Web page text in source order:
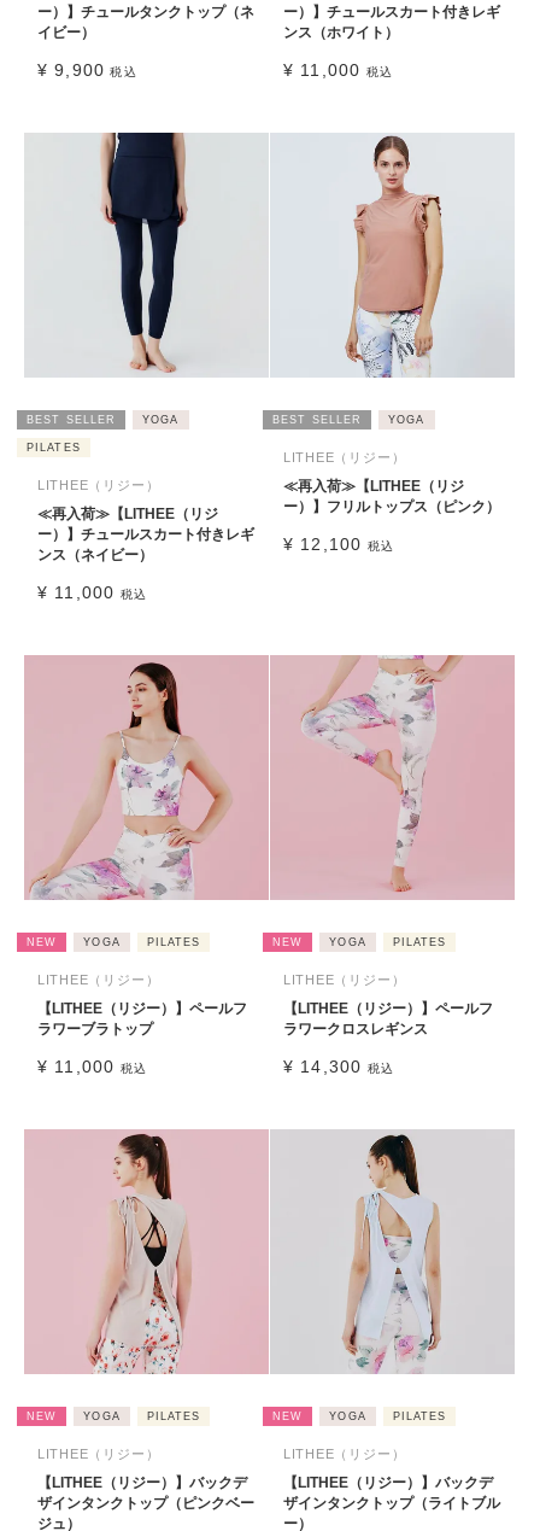
ー）】チュールタンクトップ（ネ
イビー）
¥ 9,900 税込
ー）】チュールスカート付きレギ
ンス（ホワイト）
¥ 11,000 税込
BEST SELLER YOGA
PILATES
LITHEE（リジー）
≪再入荷≫【LITHEE（リジ
ー）】チュールスカート付きレギ
ンス（ネイビー）
¥ 11,000 税込
BEST SELLER YOGA
LITHEE（リジー）
≪再入荷≫【LITHEE（リジ
ー）】フリルトップス（ピンク）
¥ 12,100 税込
NEW YOGA PILATES
LITHEE（リジー）
【LITHEE（リジー）】ペールフ
ラワーブラトップ
¥ 11,000 税込
NEW YOGA PILATES
LITHEE（リジー）
【LITHEE（リジー）】ペールフ
ラワークロスレギンス
¥ 14,300 税込
NEW YOGA PILATES
LITHEE（リジー）
【LITHEE（リジー）】バックデ
ザインタンクトップ（ピンクベー
ジュ）
NEW YOGA PILATES
LITHEE（リジー）
【LITHEE（リジー）】バックデ
ザインタンクトップ（ライトブル
ー）